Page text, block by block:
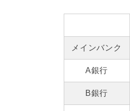
メインバンク
A銀行
B銀行